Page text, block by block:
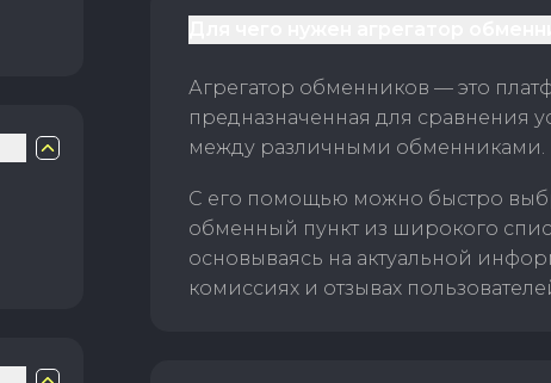
Агрегатор обменников — это
предназначенная для сравнения
между различными обменниками.
С его помощью можно быстро
обменный пункт из широкого
основываясь на актуальной
комиссиях и отзывах